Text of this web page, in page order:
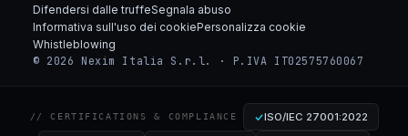
Difendersi dalle truffeSegnala abuso
Informativa sull'uso dei cookiePersonalizza cookie
Whistleblowing
© 2026 Nexim Italia S.r.l. · P.IVA IT02575760067
// CERTIFICATIONS & COMPLIANCE ISO/IEC 27001:2022